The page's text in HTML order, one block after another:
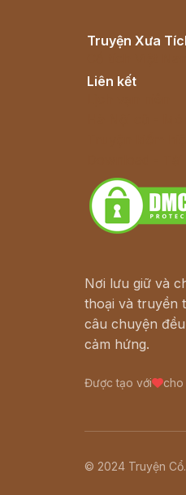
Truyện Xưa
Liên kết
Nơi lưu giữ và
thoại và truyền
câu chuyện
cảm hứng.
Được tạo với
© 2024 Truyện